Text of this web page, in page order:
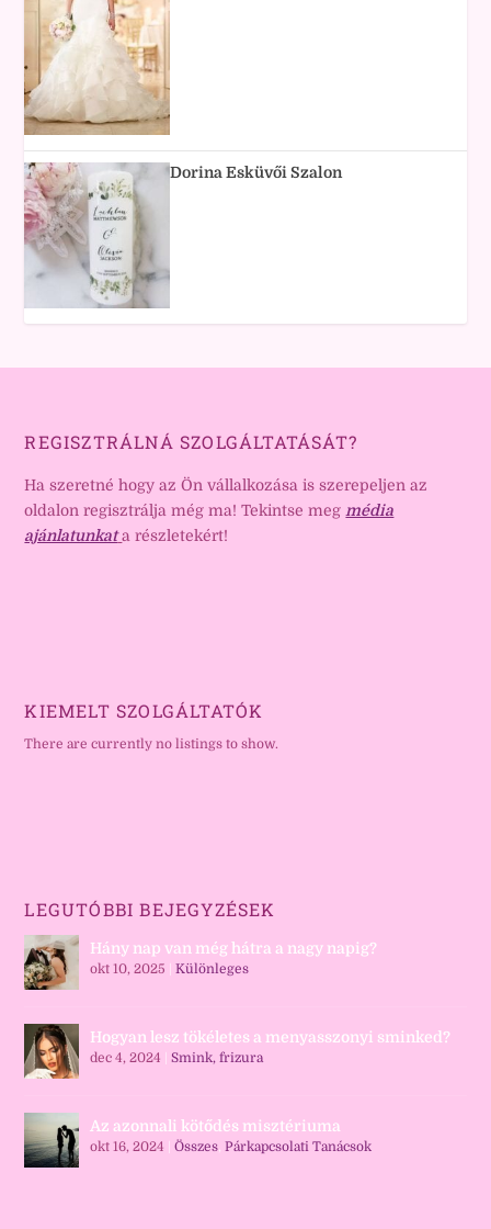
Dorina Esküvői Szalon
REGISZTRÁLNÁ SZOLGÁLTATÁSÁT?
Ha szeretné hogy az Ön vállalkozása is szerepeljen az
oldalon regisztrálja még ma! Tekintse megmédia
ajánlatunkat a részletekért!
KIEMELT SZOLGÁLTATÓK
There are currently no listings to show.
LEGUTÓBBI BEJEGYZÉSEK
Hány nap van még hátra a nagy napig?
okt 10, 2025 |Különleges
Hogyan lesz tökéletes a menyasszonyi sminked?
dec 4, 2024 |Smink, frizura
Az azonnali kötődés misztériuma
okt 16, 2024 |Összes,Párkapcsolati Tanácsok